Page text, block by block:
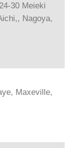
30 Meieki
Nagoya,
Maxeville,